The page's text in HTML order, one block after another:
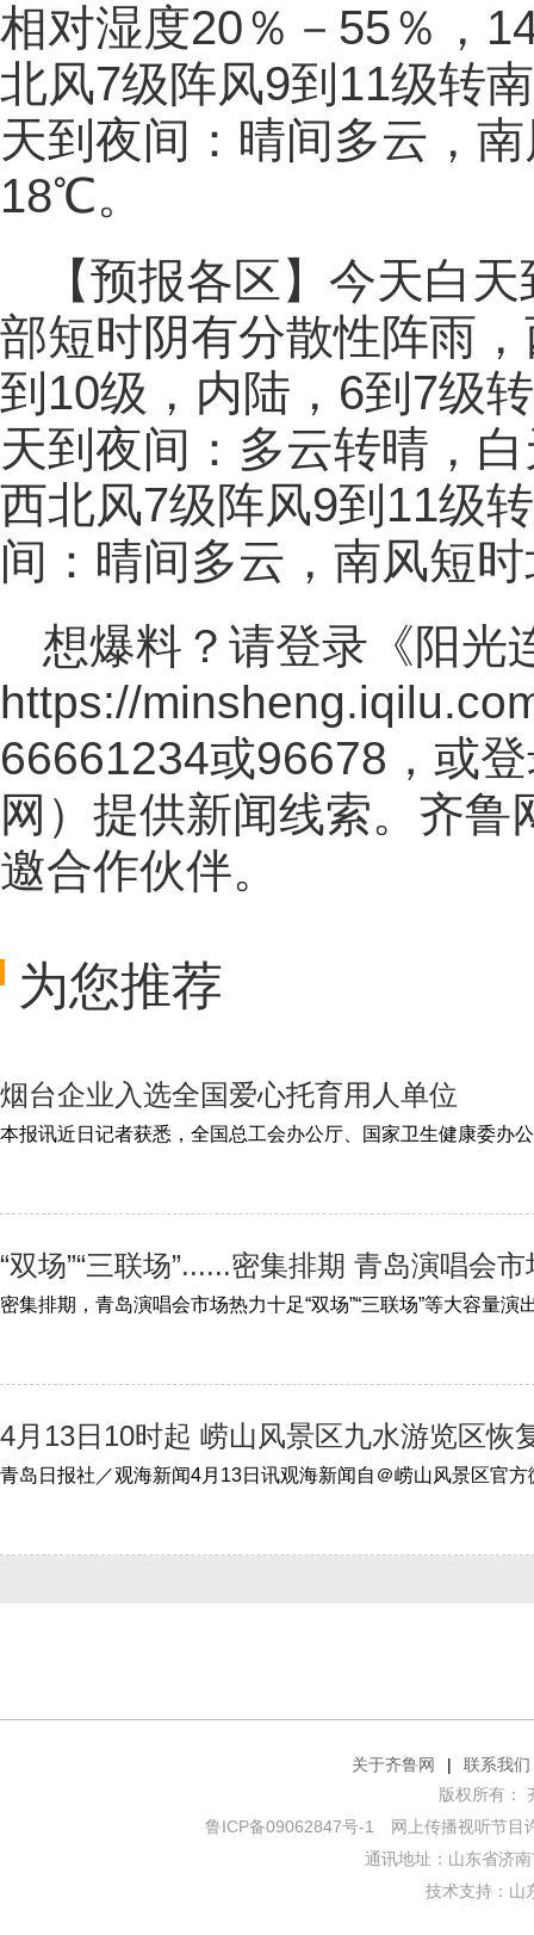
相对湿度20％－55％，
北风7级阵风9到11级转
天到夜间：晴间多云，
18℃。
【预报各区】今天白
部短时阴有分散性阵雨
到10级，内陆，6到7级
天到夜间：多云转晴，
西北风7级阵风9到11级
间：晴间多云，南风短
想爆料？请登录《阳光
https://
66661234或96678，或
网 ）提供新闻线索。齐鲁
邀合作伙伴。
为您推荐
烟台企业入选全国爱心托育用人单位
“双场”“三联场”......密集排期 青岛演唱会
4月13日10时起 崂山风景区九水游览区恢
关于齐鲁网 |
联系我们
版权所有：
鲁ICP备09062847号-1
网上传播视听节目
通讯地址：山东省济
技术支持： 山